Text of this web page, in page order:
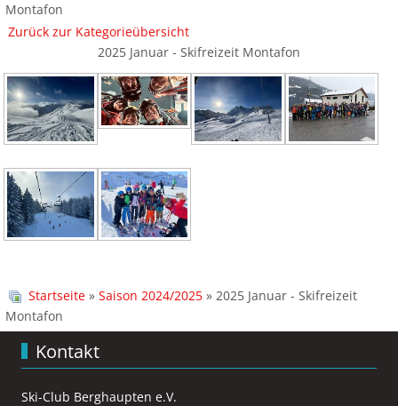
Montafon
Zurück zur Kategorieübersicht
2025 Januar - Skifreizeit Montafon
Startseite »Saison 2024/2025 » 2025 Januar - Skifreizeit
Montafon
Kontakt
Ski-Club Berghaupten e.V.